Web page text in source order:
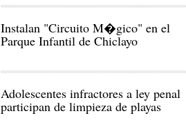
Instalan "Circuito M�gico" en el
Parque Infantil de Chiclayo
Adolescentes infractores a ley penal
participan de limpieza de playas